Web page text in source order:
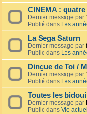
CINEMA :
Dernier message par
Publié dans Les
La Sega Saturn
Dernier message par
Publié dans Les
Dingue de Toi /
Dernier message par
Publié dans Les
Toutes les
Dernier message par
Publié dans Vie